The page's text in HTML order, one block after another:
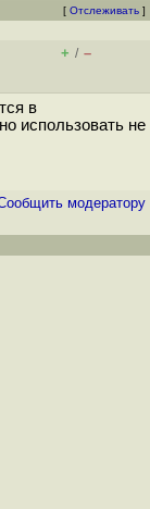
[ Отслеживать ]
+ / –
в
использовать не
модератору